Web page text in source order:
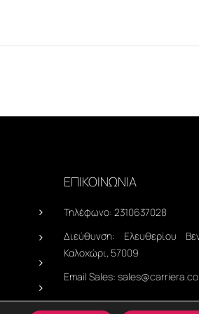
ΕΠΙΚΟΙΝΩΝΙΑ
Τηλέφωνο: 2310637028
Διεύθυνση: Ελευθερίου
Καλοχώρι, 57009
Email Sales: